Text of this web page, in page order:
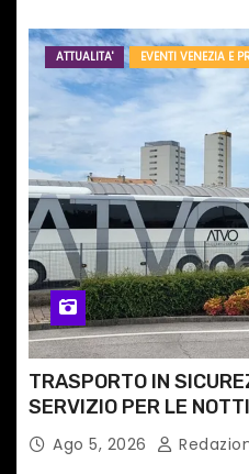
ATTUALITA' EVENTI VENEZIA E
TRASPORTO IN
SERVIZIO PER LE
PERCORSI, FERMATE E
Ago 5, 2026